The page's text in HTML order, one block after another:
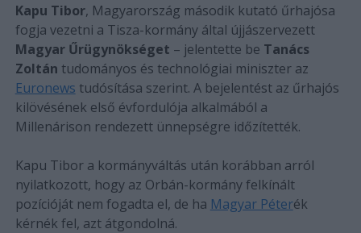
Kapu Tibor, Magyarország második kutató űrhajósa
fogja vezetni a Tisza-kormány által újjászervezett
Magyar Űrügynökséget – jelentette be Tanács
Zoltán tudományos és technológiai miniszter az
Euronews tudósítása szerint. A bejelentést az űrhajós
kilövésének első évfordulója alkalmából a
Millenárison rendezett ünnepségre időzítették.
Kapu Tibor a kormányváltás után korábban arról
nyilatkozott, hogy az Orbán-kormány felkínált
pozícióját nem fogadta el, de ha Magyar Péterék
kérnék fel, azt átgondolná.